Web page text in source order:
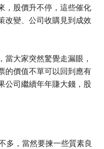
，股價升不停，這些催化
改變、公司收購見到成效
當大家突然驚覺走漏眼，
的價值不單可以回到應有
公司繼續年年賺大錢，股
多，當然要揀一些質素良